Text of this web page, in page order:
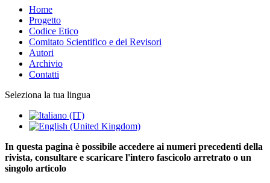
Home
Progetto
Codice Etico
Comitato Scientifico e dei Revisori
Autori
Archivio
Contatti
Seleziona la tua lingua
In questa pagina è possibile accedere ai numeri precedenti della
rivista, consultare e scaricare l'intero fascicolo arretrato o un
singolo articolo